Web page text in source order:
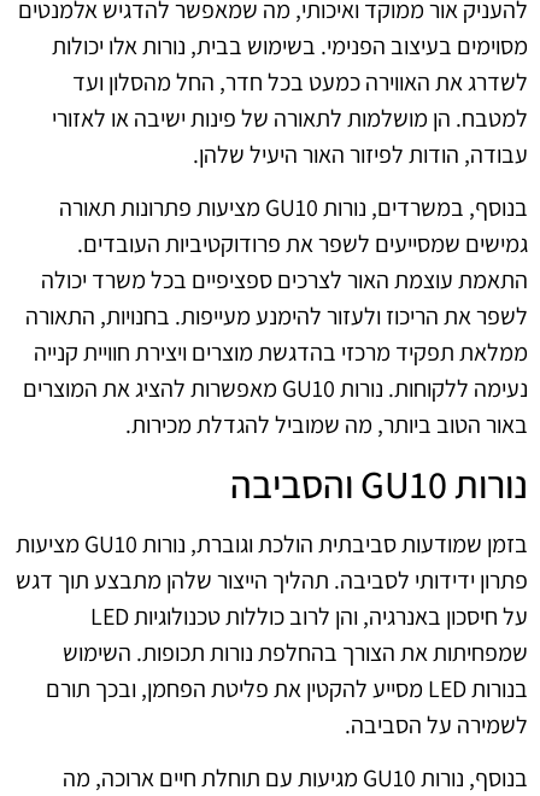
להעניק אור ממוקד ואיכותי, מה שמאפשר להדגיש אלמנטים
מסוימים בעיצוב הפנימי. בשימוש בבית, נורות אלו יכולות
לשדרג את האווירה כמעט בכל חדר, החל מהסלון ועד
למטבח. הן מושלמות לתאורה של פינות ישיבה או לאזורי
עבודה, הודות לפיזור האור היעיל שלהן.
בנוסף, במשרדים, נורות GU10 מציעות פתרונות תאורה
גמישים שמסייעים לשפר את פרודוקטיביות העובדים.
התאמת עוצמת האור לצרכים ספציפיים בכל משרד יכולה
לשפר את הריכוז ולעזור להימנע מעייפות. בחנויות, התאורה
ממלאת תפקיד מרכזי בהדגשת מוצרים ויצירת חוויית קנייה
נעימה ללקוחות. נורות GU10 מאפשרות להציג את המוצרים
באור הטוב ביותר, מה שמוביל להגדלת מכירות.
נורות GU10 והסביבה
בזמן שמודעות סביבתית הולכת וגוברת, נורות GU10 מציעות
פתרון ידידותי לסביבה. תהליך הייצור שלהן מתבצע תוך דגש
על חיסכון באנרגיה, והן לרוב כוללות טכנולוגיות LED
שמפחיתות את הצורך בהחלפת נורות תכופות. השימוש
בנורות LED מסייע להקטין את פליטת הפחמן, ובכך תורם
לשמירה על הסביבה.
בנוסף, נורות GU10 מגיעות עם תוחלת חיים ארוכה, מה